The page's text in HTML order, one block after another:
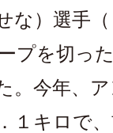
な）選手
プを切っ
。今年、
１キロで